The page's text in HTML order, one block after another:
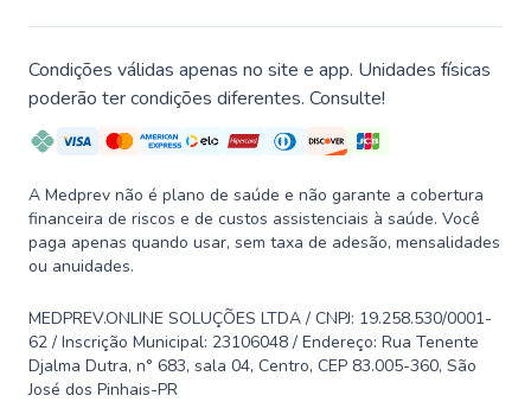
Condições válidas apenas no site e app. Unidades físicas
poderão ter condições diferentes. Consulte!
A Medprev não é plano de saúde e não garante a cobertura
financeira de riscos e de custos assistenciais à saúde. Você
paga apenas quando usar, sem taxa de adesão, mensalidades
ou anuidades.
MEDPREV.ONLINE SOLUÇÕES LTDA / CNPJ: 19.258.530/0001-
62 / Inscrição Municipal: 23106048 / Endereço: Rua Tenente
Djalma Dutra, n° 683, sala 04, Centro, CEP 83.005-360, São
José dos Pinhais-PR